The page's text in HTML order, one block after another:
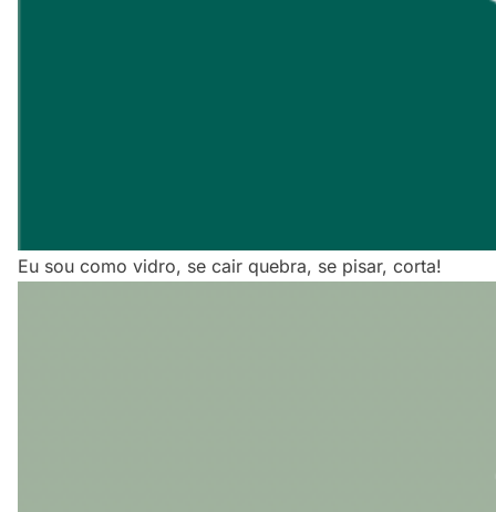
Eu sou como vidro, se cair quebra, se pisar, corta!